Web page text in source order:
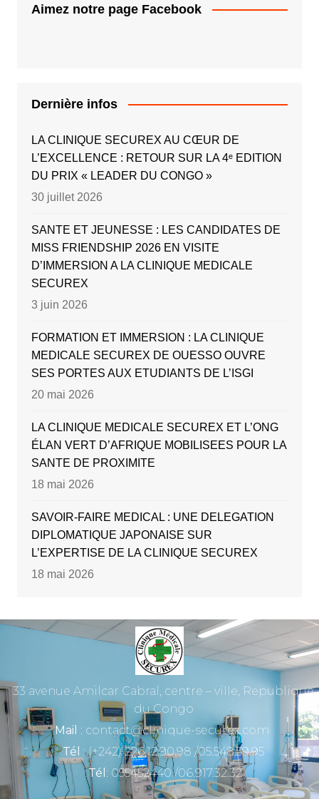
Aimez notre page Facebook
Dernière infos
LA CLINIQUE SECUREX AU CŒUR DE
L’EXCELLENCE : RETOUR SUR LA 4ᵉ EDITION
DU PRIX « LEADER DU CONGO »
30 juillet 2026
SANTE ET JEUNESSE : LES CANDIDATES DE
MISS FRIENDSHIP 2026 EN VISITE
D’IMMERSION A LA CLINIQUE MEDICALE
SECUREX
3 juin 2026
FORMATION ET IMMERSION : LA CLINIQUE
MEDICALE SECUREX DE OUESSO OUVRE
SES PORTES AUX ETUDIANTS DE L’ISGI
20 mai 2026
LA CLINIQUE MEDICALE SECUREX ET L’ONG
ÉLAN VERT D’AFRIQUE MOBILISEES POUR LA
SANTE DE PROXIMITE
18 mai 2026
SAVOIR-FAIRE MEDICAL : UNE DELEGATION
DIPLOMATIQUE JAPONAISE SUR
L’EXPERTISE DE LA CLINIQUE SECUREX
18 mai 2026
33 avenue Amilcar Cabral, centre – ville, Republique
du Congo
Mail : contact@clinique-securex.com
Tél : (+242) 226.12.90.98 /05.548.59.95
Tél : 055452440 /06.917.32.32